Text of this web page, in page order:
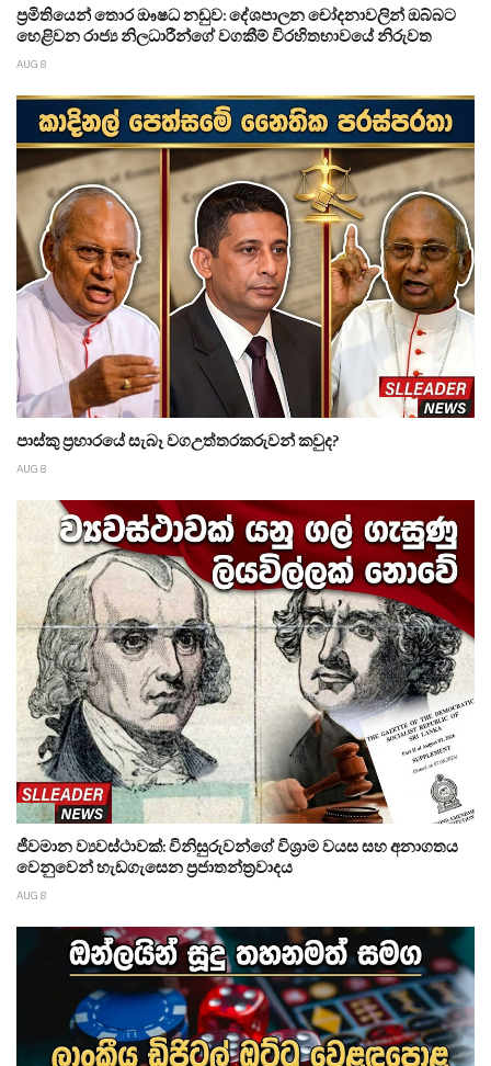
ප්‍රමිතියෙන් තොර ඖෂධ නඩුව: දේශපාලන චෝදනාවලින් ඔබ්බට
හෙළිවන රාජ්‍ය නිලධාරීන්ගේ වගකීම් විරහිතභාවයේ නිරුවත
AUG 8
පාස්කු ප්‍රහාරයේ සැබෑ වගඋත්තරකරුවන් කවුද?
AUG 8
ජීවමාන ව්‍යවස්ථාවක්: විනිසුරුවන්ගේ විශ්‍රාම වයස සහ අනාගතය
වෙනුවෙන් හැඩගැසෙන ප්‍රජාතන්ත්‍රවාදය
AUG 8